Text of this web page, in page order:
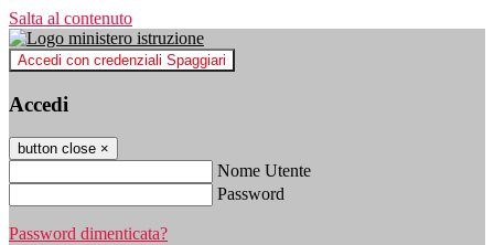
Salta al contenuto
Accedi con credenziali Spaggiari
Accedi
button close ×
Nome Utente
Password
Password dimenticata?